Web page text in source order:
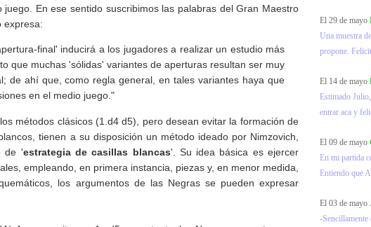
En ese sentido suscribimos las palabras del Gran Maestro
expresa:
final' inducirá a los jugadores a realizar un estudio más
que muchas 'sólidas' variantes de aperturas resultan ser muy
de ahí que, como regla general, en tales variantes haya que
en el medio juego."
métodos clásicos (1.d4 d5), pero desean evitar la formación de
tienen a su disposición un método ideado por Nimzovich,
de 'estrategia de casillas blancas'. Su idea básica es ejercer
empleando, en primera instancia, piezas y, en menor medida,
los argumentos de las Negras se pueden expresar
El 29 de mayo
Una muestra
propone.
El 14 de mayo
Estimado
entrar aca y
El 09 de mayo
En mi partida
Entiendo que
El 03 de mayo
-Sencillamente